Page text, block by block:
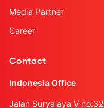
Media Partner
Career
Contact
Indonesia Office
Jalan Suryalaya V no.32